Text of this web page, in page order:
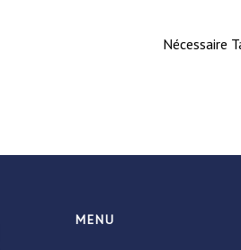
Nécessaire
MENU